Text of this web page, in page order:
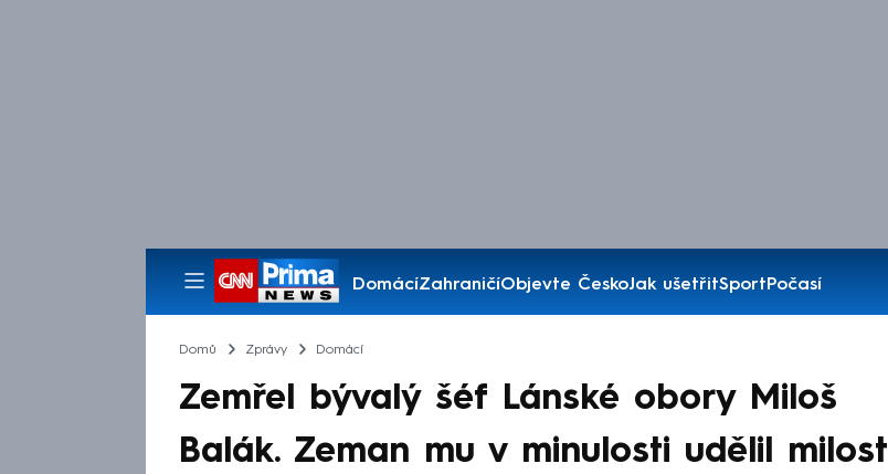
DomácíZahraničíObjevte ČeskoJak ušetřitSportPočasí
Pořady
Domů Zprávy Domácí
Zemřel bývalý šéf Lánské obory Miloš
Balák. Zeman mu v minulosti udělil milost